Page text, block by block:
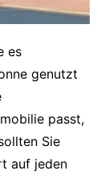
es
genutzt
passt,
Sie
auf jeden